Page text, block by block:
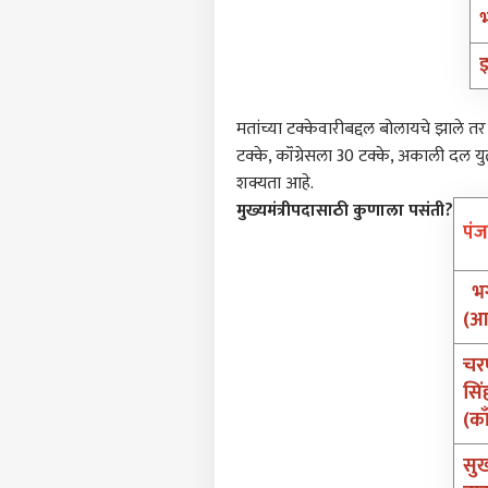
मतांच्या टक्केवारीबद्दल बोलायचे झाले
टक्के, कॉंग्रेसला 30 टक्के, अकाली दल
शक्यता आहे.
मुख्यमंत्रीपदासाठी कुणाला पसंती?